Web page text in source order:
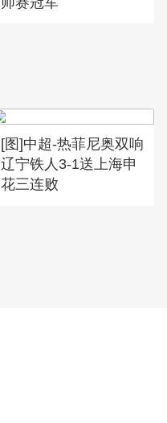
[图]中超-热菲尼奥双响
辽宁铁人3-1送上海申
花三连败